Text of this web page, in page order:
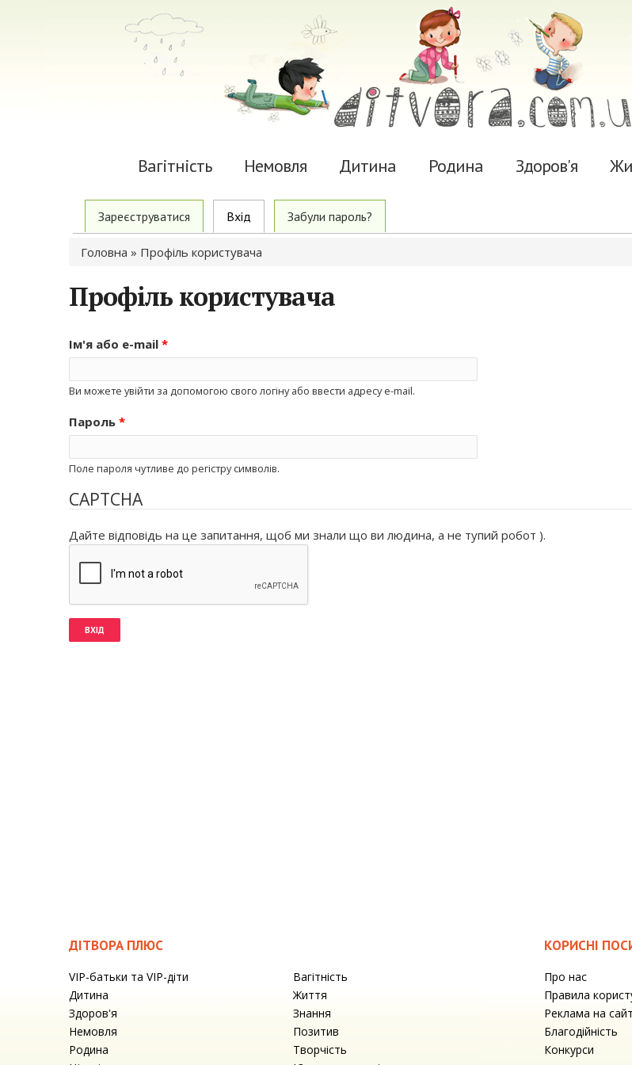
Вагітність Немовля Дитина Родина Здоров'я
Primary tabs
Зареєструватися Вхід (active tab)Забули пароль?
Ви є тут
Головна » Профіль користувача
Профіль користувача
Ім'я або e-mail *
Ви можете увійти за допомогою свого логіну або ввести адресу e-mail.
Пароль *
Поле пароля чутливе до регістру символів.
CAPTCHA
Дайте відповідь на це запитання, щоб ми знали що ви людина, а не тупий робот ).
ДІТВОРА ПЛЮС
VIP-батьки та VIP-діти
Вагітність
Дитина
Життя
Здоров'я
Знання
Немовля
Позитив
Родина
Творчість
КОРИСНІ
Про нас
Правила
Реклама на
Благодійність
Конкурси